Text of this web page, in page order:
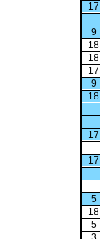
17
9
18
18
17
9
18
17
17
5
18
5